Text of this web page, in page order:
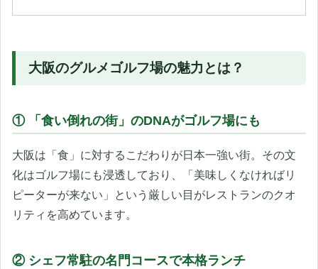
大阪のグルメゴルフ場の魅力とは？
① 「食い倒れの街」のDNAがゴルフ場にも
大阪は「食」に対するこだわりが日本一強い街。その文
化はゴルフ場にも浸透しており、「美味しくなければリ
ピーターが来ない」という厳しい目がレストランのクオ
リティを高めています。
② シェフ常駐の名門コースで本格ランチ